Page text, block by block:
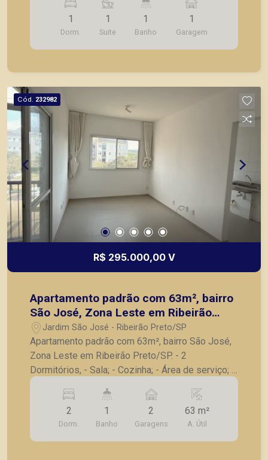
ventilador de teto; - Sacada; - Cozinha com
armários; - Lavanderia; - 01 vaga de garagem. A
Piramid tem como objetivo atender seus clientes
com agilidade e segurança, em locação, vendas
Preto.
1
Dorm.
1
Suite
1
Banho
1
Garagem
Cód. 232982
R$ 295.000,00 V
Apartamento padrão com 63m², bairro
São José, Zona Leste em Ribeirão
Preto/SP.
Jardim São José - Ribeirão Preto/SP
Apartamento padrão com 63m², bairro São José,
Zona Leste em Ribeirão Preto/SP. - 2
Dormitórios, - Sala; - Cozinha; - Área de serviço; -
Banheiro social; - 2 Vaga de garagem; A Piramid
tem como objetivo atender seus clientes com
agilidade e segurança, em locação, vendas de
imóveis prontos, usados ou mesmo nos
principais lançamentos da cidade de Ribeirão
2
Dorm.
1
Banho
2
Garagens
63 m²
A. Útil